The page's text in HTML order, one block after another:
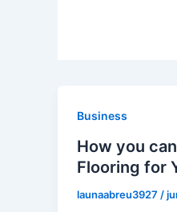
Business
How you
Flooring for
launaabreu3927 /